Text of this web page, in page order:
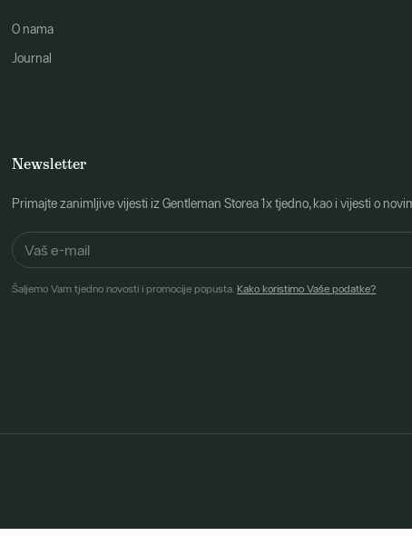
O nama
Journal
Newsletter
Primajte zanimljive vijesti iz Gentleman Storea 1x tjedno, kao i vijesti o
Šaljemo Vam tjedno novosti i promocije popusta. Kako koristimo Vaše podatke?